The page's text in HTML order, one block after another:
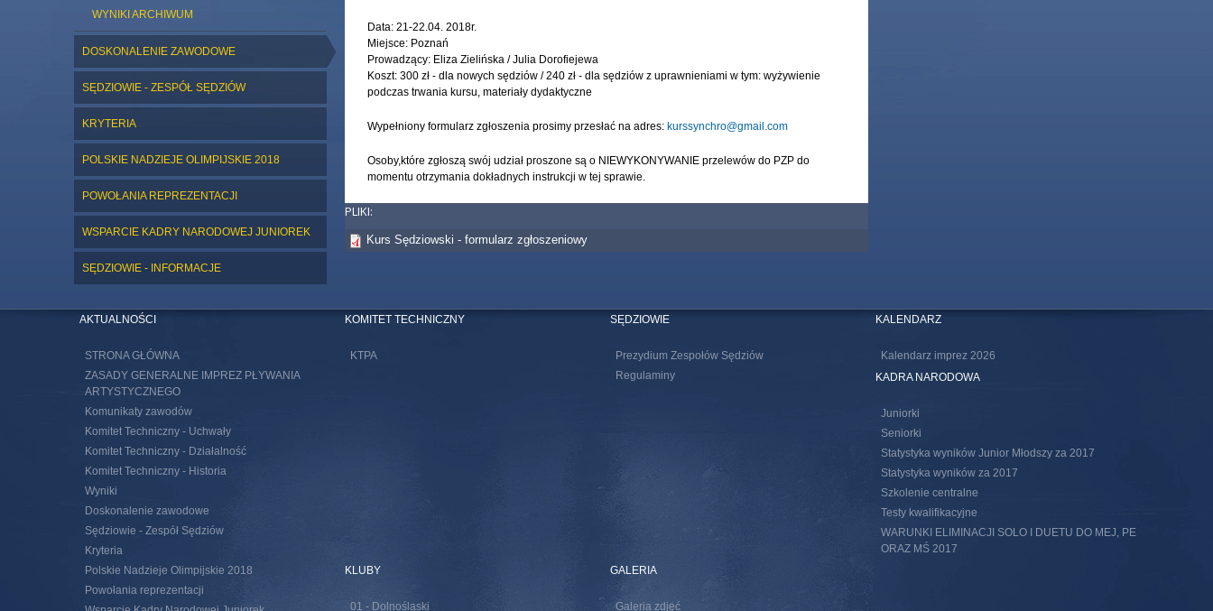
WYNIKI ARCHIWUM
DOSKONALENIE ZAWODOWE
SĘDZIOWIE - ZESPÓŁ SĘDZIÓW
KRYTERIA
POLSKIE NADZIEJE OLIMPIJSKIE 2018
POWOŁANIA REPREZENTACJI
WSPARCIE KADRY NARODOWEJ JUNIOREK
SĘDZIOWIE - INFORMACJE
Data: 21-22.04. 2018r.
Miejsce: Poznań
Prowadzący: Eliza Zielińska / Julia Dorofiejewa
Koszt: 300 zł - dla nowych sędziów / 240 zł - dla sędziów z uprawnieniami w tym: wyżywienie
podczas trwania kursu, materiały dydaktyczne
Wypełniony formularz zgłoszenia prosimy przesłać na adres: kurssynchro@gmail.com
Osoby,które zgłoszą swój udział proszone są o NIEWYKONYWANIE przelewów do PZP do
momentu otrzymania dokładnych instrukcji w tej sprawie.
PLIKI:
Kurs Sędziowski - formularz zgłoszeniowy
AKTUALNOŚCI
STRONA GŁÓWNA
ZASADY GENERALNE IMPREZ PŁYWANIA
ARTYSTYCZNEGO
Komunikaty zawodów
Komitet Techniczny - Uchwały
Komitet Techniczny - Działalność
Komitet Techniczny - Historia
Wyniki
Doskonalenie zawodowe
Sędziowie - Zespół Sędziów
Kryteria
Polskie Nadzieje Olimpijskie 2018
Powołania reprezentacji
KOMITET TECHNICZNY
KTPA
SĘDZIOWIE
Prezydium Zespołów Sędziów
Regulaminy
KALENDARZ
Kalendarz imprez 2026
KADRA NARODOWA
Juniorki
Seniorki
Statystyka wyników Junior Młodszy za 2017
Statystyka wyników za 2017
Szkolenie centralne
Testy kwalifikacyjne
WARUNKI ELIMINACJI SOLO I DUETU DO MEJ, PE
ORAZ MŚ 2017
KLUBY
01 - Dolnośląski
GALERIA
Galeria zdjęć